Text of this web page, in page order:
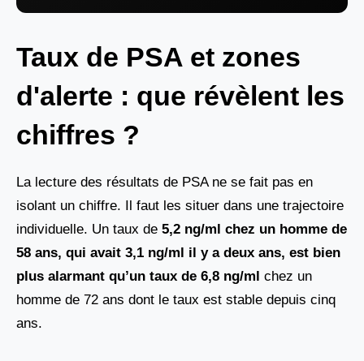
Taux de PSA et zones
d'alerte : que révèlent les
chiffres ?
La lecture des résultats de PSA ne se fait pas en
isolant un chiffre. Il faut les situer dans une trajectoire
individuelle. Un taux de 5,2 ng/ml chez un homme de
58 ans, qui avait 3,1 ng/ml
il y a deux ans, est bien
plus alarmant qu’un taux de 6,8 ng/ml chez un
homme de 72 ans dont le taux est stable depuis cinq
ans.